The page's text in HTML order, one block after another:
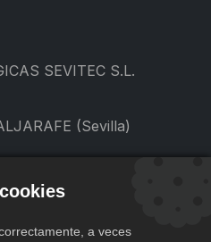
SEVITEC S.L.
(Sevilla)
a veces